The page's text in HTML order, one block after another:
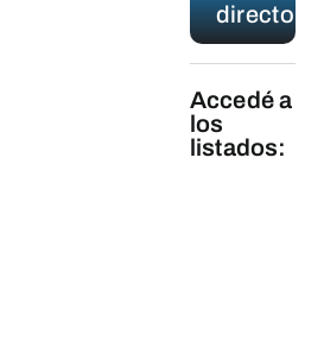
directo
Accedé a
los
listados: